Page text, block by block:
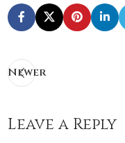
Newer
Leave a Reply